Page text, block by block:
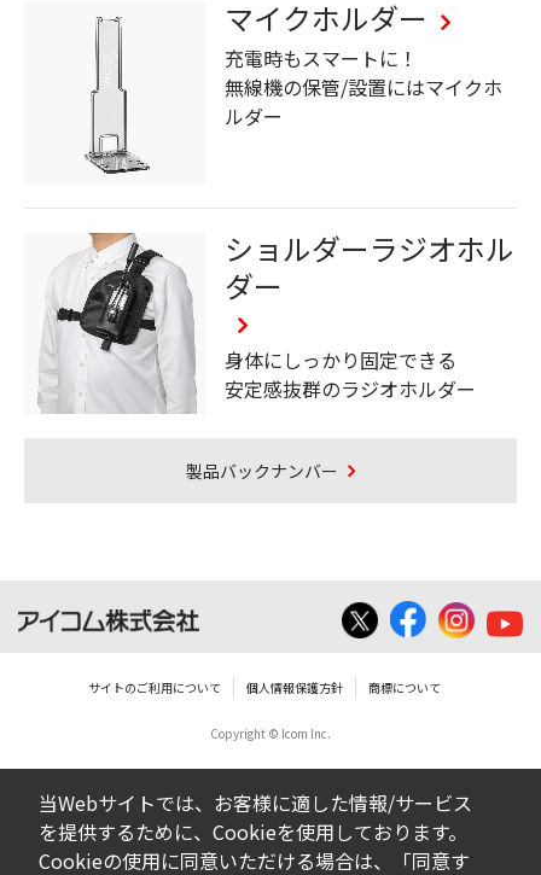
マイクホルダー
充電時もスマートに！
無線機の保管/設置にはマイクホ
ルダー
ショルダーラジオホル
ダー
身体にしっかり固定できる
安定感抜群のラジオホルダー
製品バックナンバー
サイトのご利用について 個人情報保護方針 商標について
Copyright © Icom Inc.
当Webサイトでは、お客様に適した情報/サービス
を提供するために、Cookieを使用しております。
Cookieの使用に同意いただける場合は、「同意す